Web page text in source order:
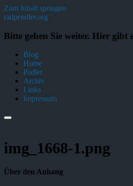
Zum Inhalt springen
radpendler.org
Bitte gehen Sie weiter. Hier gibt
Blog
Home
Padlet
Archiv
Links
Impressum
img_1668-1.png
Über den Anhang